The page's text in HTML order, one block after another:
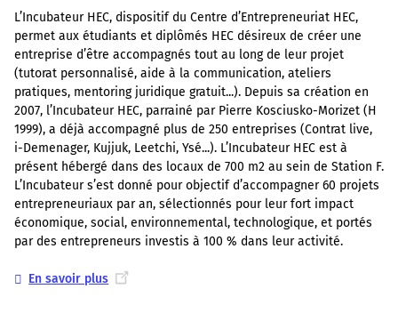
L’Incubateur HEC, dispositif du Centre d’Entrepreneuriat HEC,
permet aux étudiants et diplômés HEC désireux de créer une
entreprise d’être accompagnés tout au long de leur projet
(tutorat personnalisé, aide à la communication, ateliers
pratiques, mentoring juridique gratuit...). Depuis sa création en
2007, l’Incubateur HEC, parrainé par Pierre Kosciusko-Morizet (H
1999), a déjà accompagné plus de 250 entreprises (Contrat live,
i-Demenager, Kujjuk, Leetchi, Ysé...). L’Incubateur HEC est à
présent hébergé dans des locaux de 700 m2 au sein de Station F.
L’Incubateur s’est donné pour objectif d’accompagner 60 projets
entrepreneuriaux par an, sélectionnés pour leur fort impact
économique, social, environnemental, technologique, et portés
par des entrepreneurs investis à 100 % dans leur activité.
En savoir plus